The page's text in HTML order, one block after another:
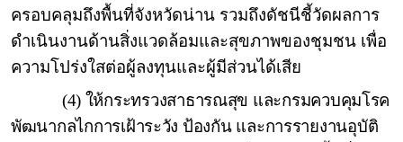
ครอบคลุมถึงพื้นที่จังหวัดน่าน รวมถึงดัชนีชี้วัดผลการ
ดำเนินงานด้านสิ่งแวดล้อมและสุขภาพของชุมชน เพื่อ
ความโปร่งใสต่อผู้ลงทุนและผู้มีส่วนได้เสีย
(4) ให้กระทรวงสาธารณสุข และกรมควบคุมโรค
พัฒนากลไกการเฝ้าระวัง ป้องกัน และการรายงานอุบัติ